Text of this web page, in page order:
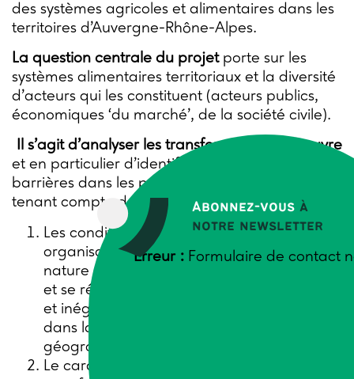
Abonnez-vous à
notre newsletter
Erreur : Formulaire de contact
des systèmes agricoles et alimentaires dans les
territoires d’Auvergne-Rhône-Alpes.
La question centrale du projetporte sur les
systèmes alimentaires territoriaux et la diversité
d’acteurs qui les constituent (acteurs publics,
économiques ‘du marché’, de la société civile).
Il s’agit d’analyser les transformations à l’œuvre
et en particulier d’identifier les leviers et les
barrières dans les processus de transition, en
tenant compte de trois aspects majeurs :
Les conditions territoriales (matérielles,
organisationnelles, symboliques) liées à la
nature située et différenciée des processus,
et se référant à l’importance des contextes
et inégalités territoriales tels que repérés
dans la littérature émergente sur la
géographie des transitions durables ;
Le caractère multidimensionnel des